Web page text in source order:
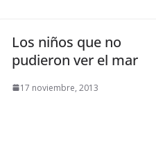
Los niños que no
pudieron ver el mar
17 noviembre, 2013